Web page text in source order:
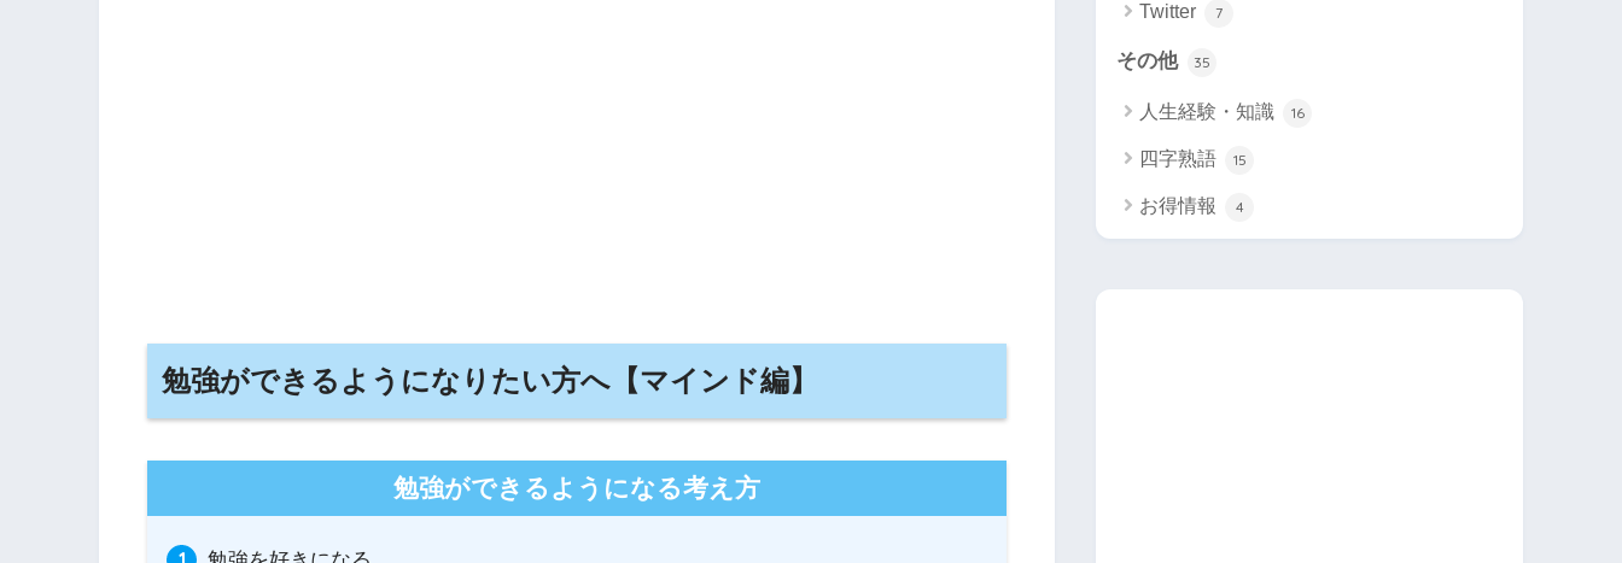
勉強ができるようになりたい方へ【マインド編】
勉強ができるようになる考え方
Twitter 7
その他 35
人生経験・知識 16
四字熟語 15
お得情報 4